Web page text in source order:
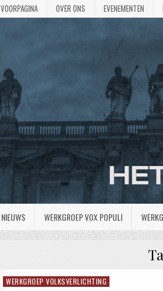
VOORPAGINA OVER ONS EVENEMENTEN
NIEUWS WERKGROEP VOX POPULI
Geplaatst
WERKGROEP VOLKSVERLICHTING